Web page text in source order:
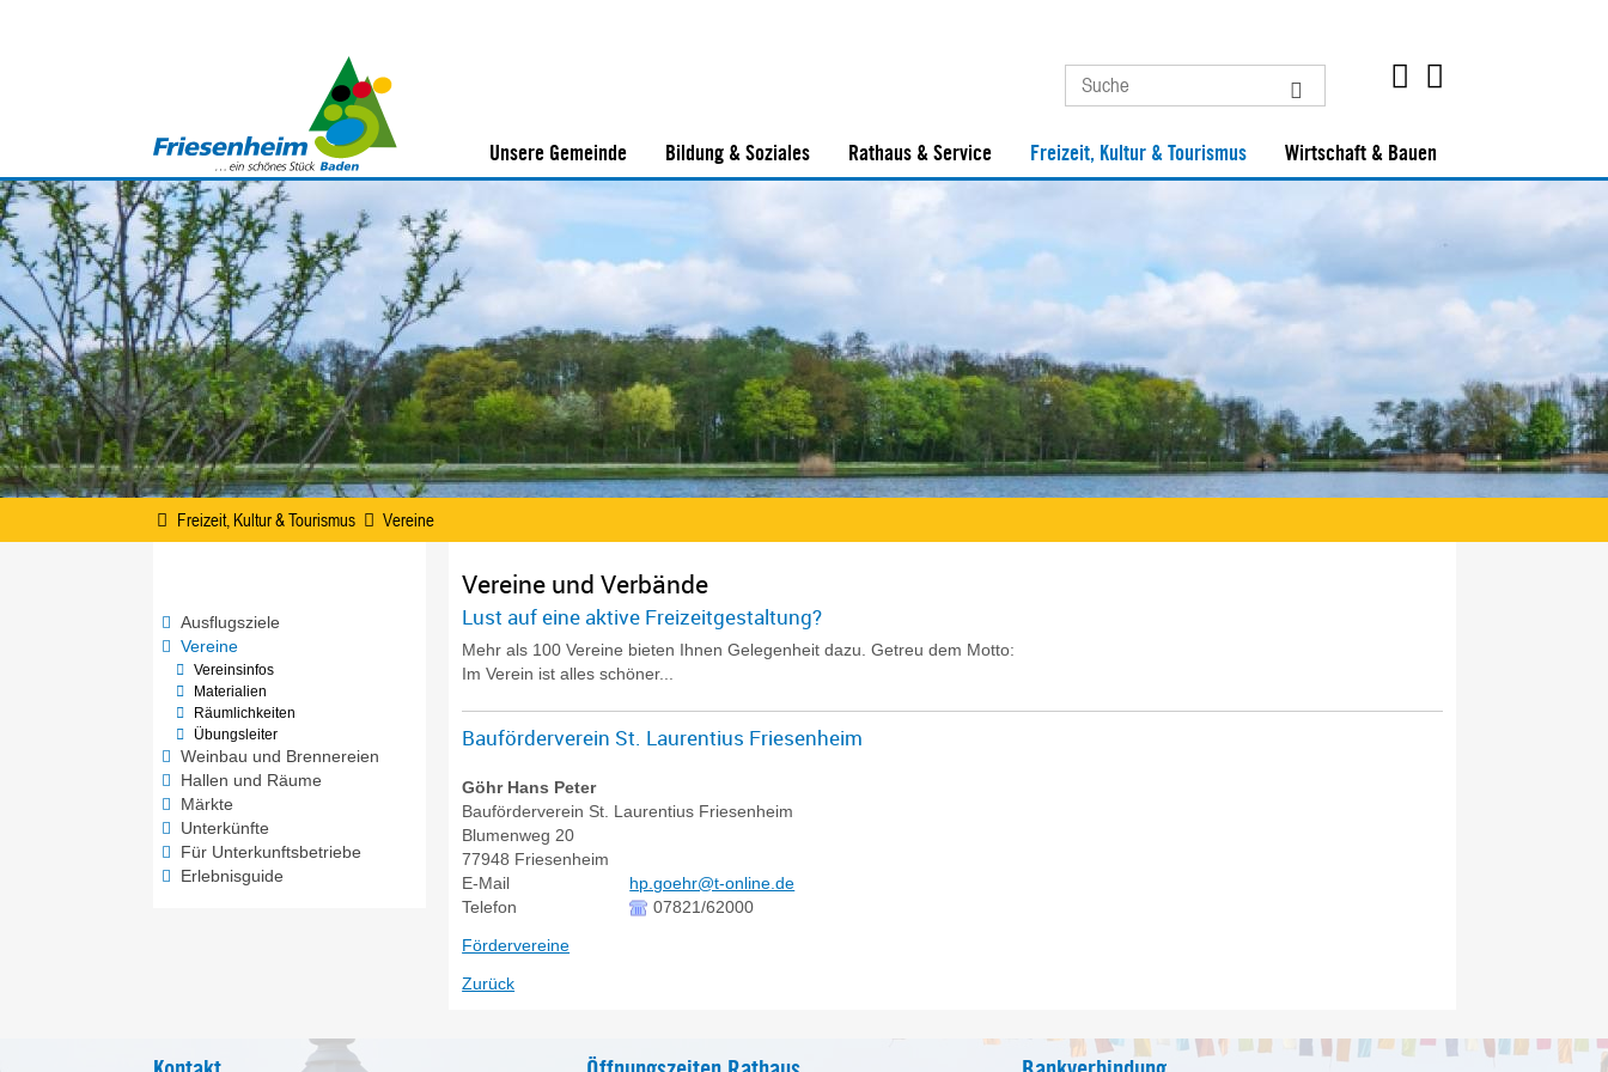
Unsere Gemeinde Bildung & Soziales Rathaus & Service Freizeit, Kultur & Tourismus Wirtschaft & Bauen
Freizeit, Kultur & Tourismus Vereine
Ausflugsziele
Vereine
Vereinsinfos
Materialien
Räumlichkeiten
Übungsleiter
Weinbau und Brennereien
Hallen und Räume
Märkte
Unterkünfte
Für Unterkunftsbetriebe
Erlebnisguide
Vereine und Verbände
Lust auf eine aktive Freizeitgestaltung?
Mehr als 100 Vereine bieten Ihnen Gelegenheit dazu. Getreu dem Motto:
Im Verein ist alles schöner...
Bauförderverein St. Laurentius Friesenheim
Göhr Hans Peter
Bauförderverein St. Laurentius Friesenheim
Blumenweg 20
77948 Friesenheim
E-Mail
hp.goehr@t-online.de
Telefon
07821/62000
Fördervereine
Zurück